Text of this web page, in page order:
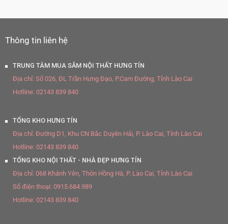
Thông tin liên hệ
TRUNG TÂM MUA SẮM NỘI THẤT HƯNG TÍN
Địa chỉ: Số 026, ĐL Trần Hưng Đạo, P.Cam Đường, Tỉnh Lào Cai
Hotline: 02143 839 840
TỔNG KHO HƯNG TÍN
Địa chỉ: Đường D1, Khu CN Bắc Duyên Hải, P. Lào Cai, Tỉnh Lào Cai
Hotline: 02143 839 840
TỔNG KHO NỘI THẤT - NHÀ ĐẸP HƯNG TÍN
Địa chỉ: 068 Khánh Yên, Thôn Hồng Hà, P. Lào Cai, Tỉnh Lào Cai
Số điện thoại: 0915.684.989
Hotline: 02143 839 840